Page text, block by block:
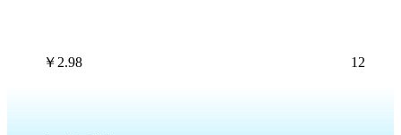
￥ 2.98 12